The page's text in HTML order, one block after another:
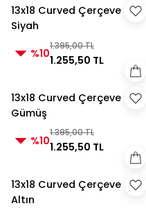
13x18 Curved Çerçeve
Siyah
%10
1.395,00 TL
1.255,50 TL
13x18 Curved Çerçeve
Gümüş
%10
1.395,00 TL
1.255,50 TL
13x18 Curved Çerçeve
Altın